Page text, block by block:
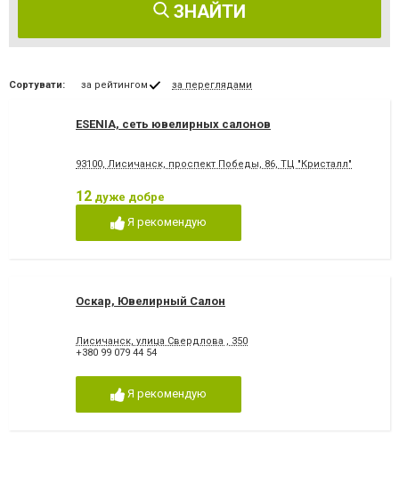
ЗНАЙТИ
Сортувати: за рейтингом за переглядами
ESENIA, сеть ювелирных салонов
93100, Лисичанск, проспект Победы, 86, ТЦ "Кристалл"
12 дуже добре
Я рекомендую
Оскар, Ювелирный Салон
Лисичанск, улица Свердлова , 350
+380 99 079 44 54
Я рекомендую